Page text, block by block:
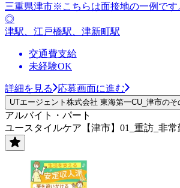
三重県津市※こちらは面接地の一例です
◎
津駅、江戸橋駅、津新町駅
交通費支給
未経験OK
詳細を見る 応募画面に進む
UTエージェント株式会社 東海第一CU_津市の
アルバイト・パート
ユースタイルケア【津市】01_重訪_非常